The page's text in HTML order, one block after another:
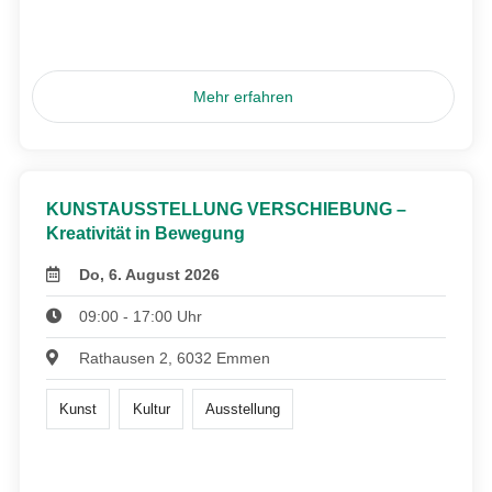
Mehr erfahren
KUNSTAUSSTELLUNG VERSCHIEBUNG –
Kreativität in Bewegung
Do, 6. August 2026
09:00 - 17:00 Uhr
Rathausen 2, 6032 Emmen
Kunst Kultur Ausstellung